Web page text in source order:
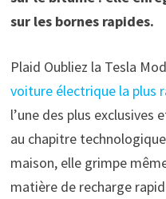
sur les bornes rapides.
Plaid Oubliez la Tesla
voiture électrique la plus
l’une des plus exclusives
au chapitre
maison, elle grimpe
matière de recharge